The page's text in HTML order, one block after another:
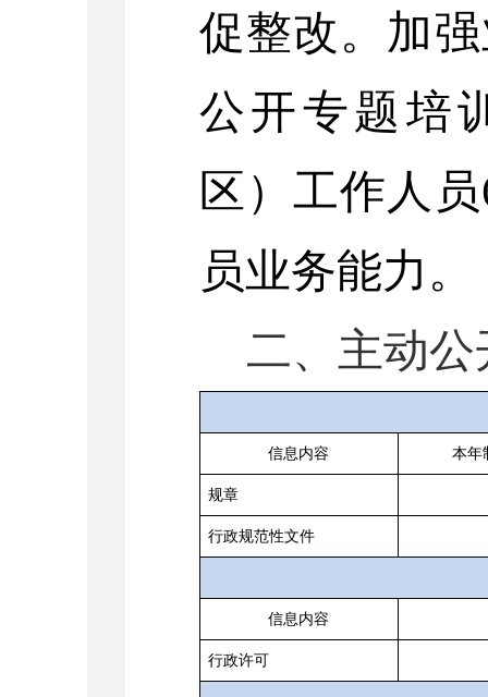
促整改。加
公开专题培
区）工作人员
员业务能力。
二、主动
信息内容 本年
规章
行政规范性文件
信息内容
行政许可